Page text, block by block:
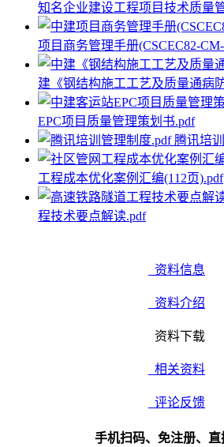
知名企业建设工程项目技术质量
项目商务管理手册(CSCEC82-
建《钢结构施工工艺及质量通病
EPC项目质量管理策划书.pdf
腾讯培
工程成本优化案例汇编(112页).pdf
程技术要点解读.pdf
资料信息
资料介绍
资料下载
相关资料
评论反馈
手机扫码、免注册、直